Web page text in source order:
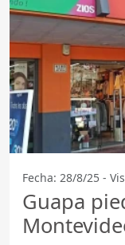
Fecha: 28/8/25 -
Guapa